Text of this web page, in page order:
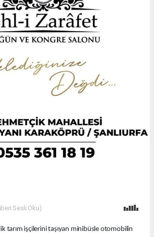
Sesli Oku)
tarım işçilerini taşıyan minibüsle otomobilin